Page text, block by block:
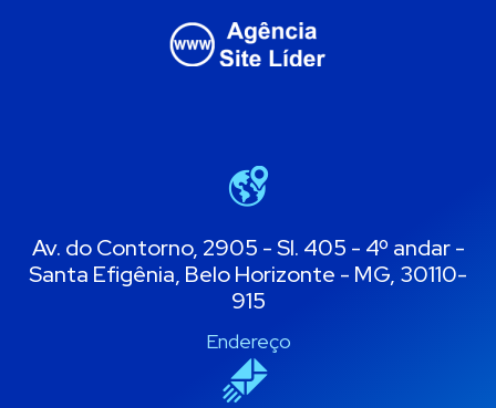
Av. do Contorno, 2905 - Sl. 405 - 4º andar -
Santa Efigênia, Belo Horizonte - MG, 30110-
915
Endereço